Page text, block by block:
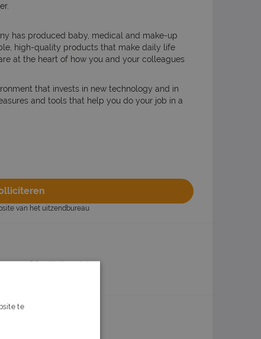
has produced baby, medical and make-up
high-quality products that make daily life
at the heart of how you and your colleagues
that invests in new technology and in
and tools that help you do your job in a
van het uitzendbureau
Of solliciteer later
te